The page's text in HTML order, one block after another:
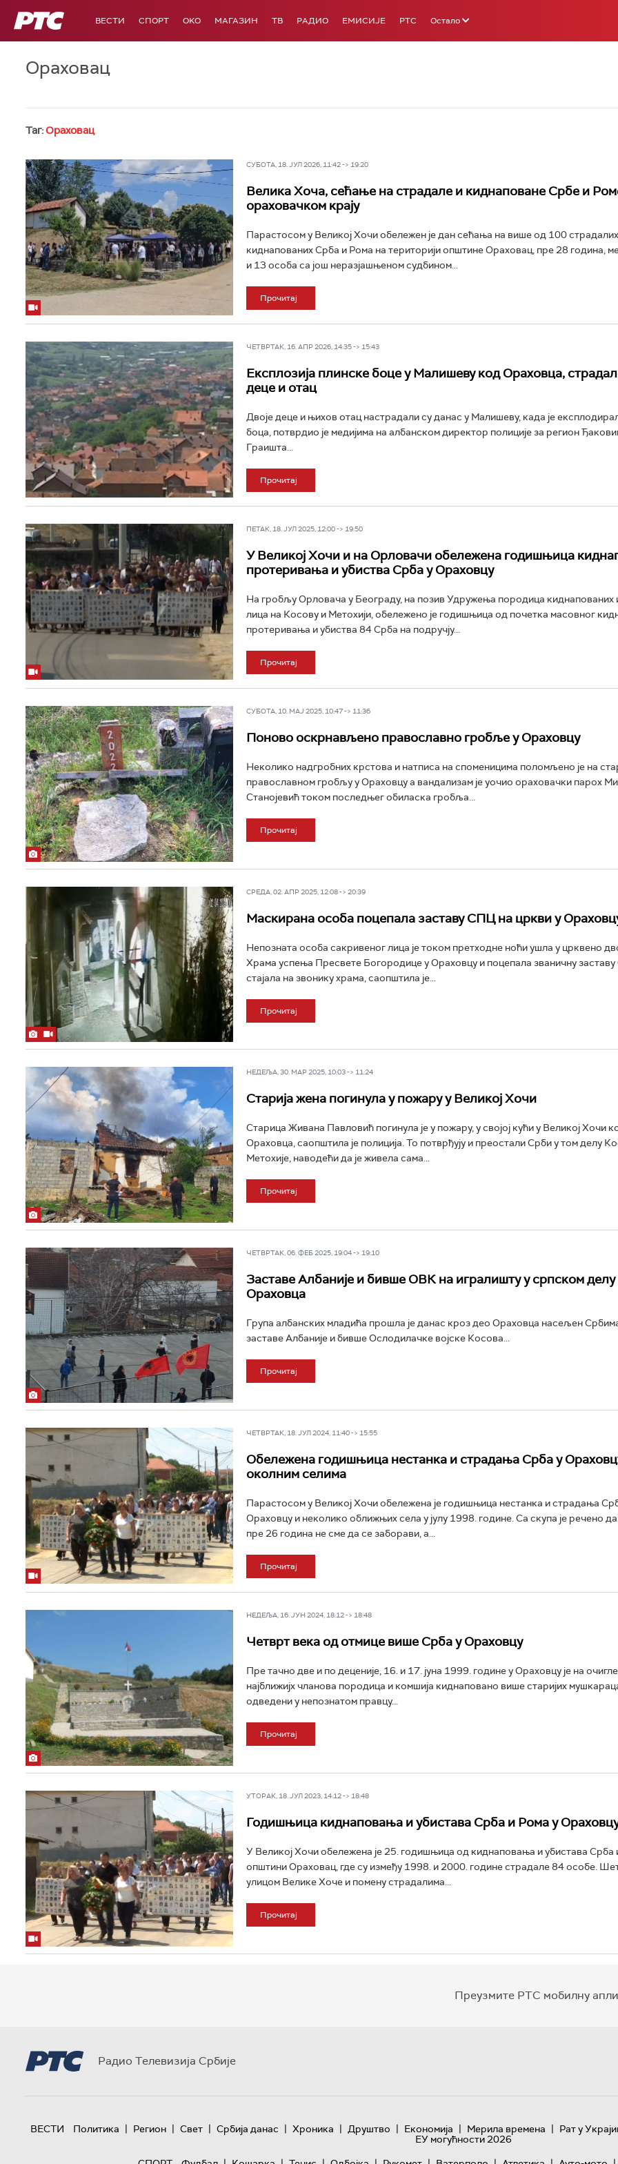
РТС ВЕСТИ СПОРТ OKO МАГАЗИН ТВ РАДИО ЕМИСИЈЕ РТС Остало
Ораховац
Таг:Ораховац
СУБОТА, 18. ЈУЛ 2026, 11:42 -> 19:20
Велика Хоча, сећање на страдале и киднаповане Србе и
ораховачком крају
Парастосом у Великој Хочи обележен је дан сећања на више од 100
киднапованих Срба и Рома на територији општине Ораховац, пре 28 година,
и 13 особа са још неразјашњеном судбином...
Прочитај
ЧЕТВРТАК, 16. АПР 2026, 14:35 -> 15:43
Експлозија плинске боце у Малишеву код Ораховца,
деце и отац
Двоје деце и њихов отац настрадали су данас у Малишеву, када је
боца, потврдио је медијима на албанском директор полиције за регион
Граишта...
Прочитај
ПЕТАК, 18. ЈУЛ 2025, 12:00 -> 19:50
У Великој Хочи и на Орловачи обележена годишњица
протеривања и убиства Срба у Ораховцу
На гробљу Орловача у Београду, на позив Удружења породица киднапованих
лица на Косову и Метохији, обележено је годишњица од почетка масовног
протеривања и убиства 84 Срба на подручју...
Прочитај
СУБОТА, 10. МАЈ 2025, 10:47 -> 11:36
Поново оскрнављено православно гробље у Ораховцу
Неколико надгробних крстова и натписа на споменицима поломљено је на
православном гробљу у Ораховцу а вандализам је уочио ораховачки парох
Станојевић током последњег обиласка гробља...
Прочитај
СРЕДА, 02. АПР 2025, 12:08 -> 20:39
Маскирана особа поцепала заставу СПЦ на цркви у
Непозната особа сакривеног лица је током претходне ноћи ушла у црквено
Храма успења Пресвете Богородице у Ораховцу и поцепала званичну заставу
стајала на звонику храма, саопштила је...
Прочитај
НЕДЕЉА, 30. МАР 2025, 10:03 -> 11:24
Старија жена погинула у пожару у Великој Хочи
Старица Живана Павловић погинула је у пожару, у својој кући у Великој Хочи
Ораховца, саопштила је полиција. То потврђују и преостали Срби у том делу
Метохије, наводећи да је живела сама...
Прочитај
ЧЕТВРТАК, 06. ФЕБ 2025, 19:04 -> 19:10
Заставе Албаније и бивше ОВК на игралишту у српском делу
Ораховца
Група албанских младића прошла је данас кроз део Ораховца насељен
заставе Албаније и бивше Ослодилачке војске Косова...
Прочитај
ЧЕТВРТАК, 18. ЈУЛ 2024, 11:40 -> 15:55
Обележена годишњица нестанка и страдања Срба у
околним селима
Парастосом у Великој Хочи обележена је годишњица нестанка и страдања
Ораховцу и неколико оближњих села у јулу 1998. године. Са скупа је речено
пре 26 година не сме да се заборави, а...
Прочитај
НЕДЕЉА, 16. ЈУН 2024, 18:12 -> 18:48
Четврт века од отмице више Срба у Ораховцу
Пре тачно две и по деценије, 16. и 17. јуна 1999. године у Ораховцу је на
најближијх чланова породица и комшија киднаповано више старијих
одведени у непознатом правцу...
Прочитај
УТОРАК, 18. ЈУЛ 2023, 14:12 -> 18:48
Годишњица киднаповања и убистава Срба и Рома у
У Великој Хочи обележена је 25. годишњица од киднаповања и убистава Срба
општини Ораховац, где су између 1998. и 2000. године страдале 84 особе.
улицом Велике Хоче и помену страдалима...
Прочитај
Преузмите РТС мобилну
Радио Телевизија Србије
ВЕСТИ Политика | Регион | Свет | Србија данас | Хроника | Друштво | Економија | Мерила времена | Рат у
ЕУ могућности 2026